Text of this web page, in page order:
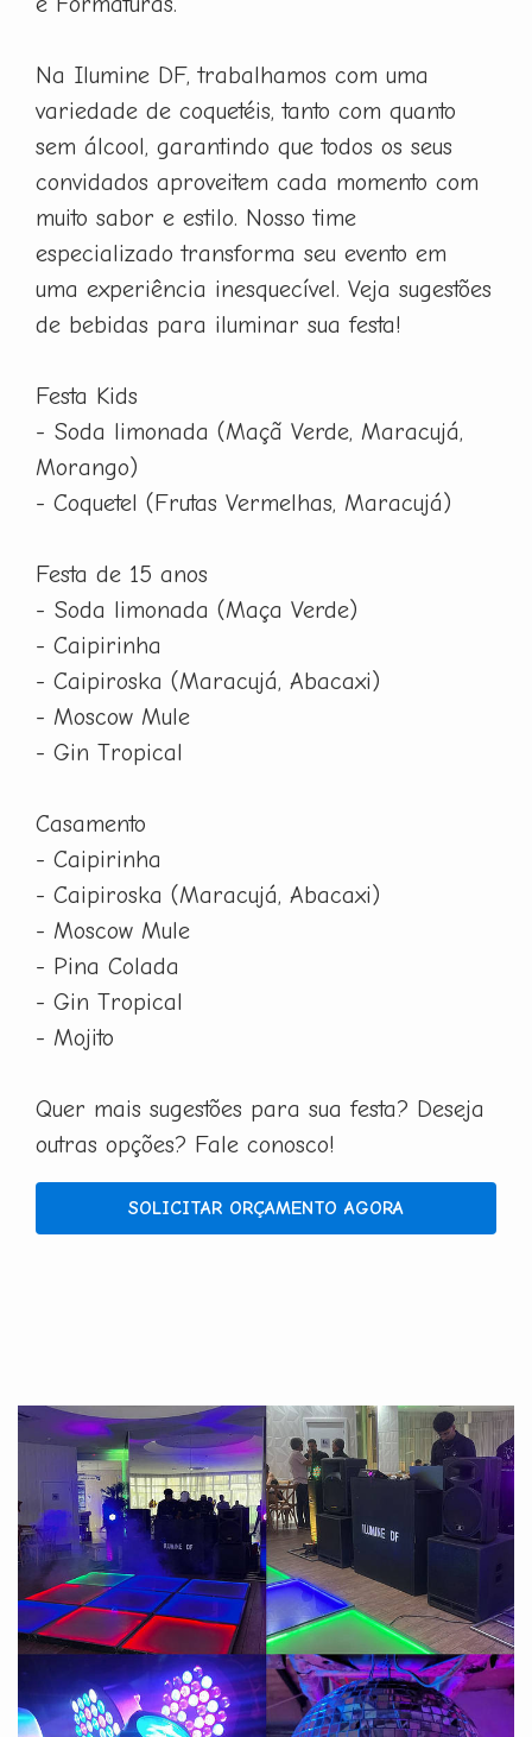
Na Ilumine DF, trabalhamos com uma
variedade de coquetéis, tanto com quanto
sem álcool, garantindo que todos os seus
convidados aproveitem cada momento com
muito sabor e estilo. Nosso time
especializado transforma seu evento em
uma experiência inesquecível. Veja sugestões
de bebidas para iluminar sua festa!
Festa Kids
- Soda limonada (Maçã Verde, Maracujá,
Morango)
- Coquetel (Frutas Vermelhas, Maracujá)
Festa de 15 anos
- Soda limonada (Maça Verde)
- Caipirinha
- Caipiroska (Maracujá, Abacaxi)
- Moscow Mule
- Gin Tropical
Casamento
- Caipirinha
- Caipiroska (Maracujá, Abacaxi)
- Moscow Mule
- Pina Colada
- Gin Tropical
- Mojito
Quer mais sugestões para sua festa? Deseja
outras opções? Fale conosco!
SOLICITAR ORÇAMENTO AGORA